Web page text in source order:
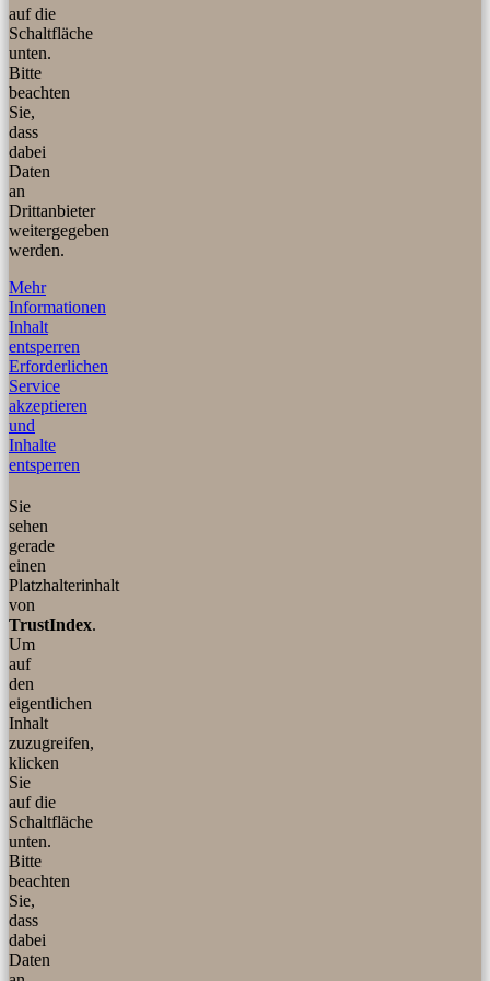
auf die
Schaltfläche
unten.
Bitte
beachten
Sie,
dass
dabei
Daten
an
Drittanbieter
weitergegeben
werden.
Mehr
Informationen
Inhalt
entsperren
Erforderlichen
Service
akzeptieren
und
Inhalte
entsperren
Sie
sehen
gerade
einen
Platzhalterinhalt
von
TrustIndex.
Um
auf
den
eigentlichen
Inhalt
zuzugreifen,
klicken
Sie
auf die
Schaltfläche
unten.
Bitte
beachten
Sie,
dass
dabei
Daten